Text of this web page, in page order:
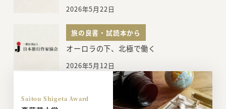
2026年5月22日
旅の良書・試読本から
オーロラの下、北極で働く
2026年5月12日
Saitou Shigeta Award